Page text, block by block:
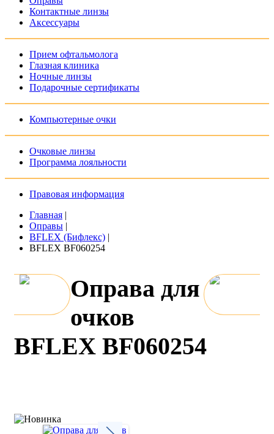
Контактные линзы
Аксессуары
Прием офтальмолога
Глазная клиника
Ночные линзы
Подарочные сертификаты
Компьютерные очки
Очковые линзы
Программа лояльности
Правовая информация
Главная |
Оправы |
BFLEX (Бифлекс) |
BFLEX BF060254
Оправа для
очков
BFLEX BF060254